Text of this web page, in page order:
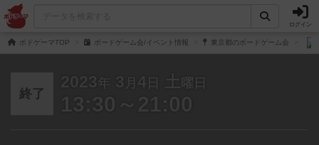
ログイン
ボドゲーマTOP ボードゲーム会/イベント情報 東京都のボードゲーム会
終了
2023年 3 月 4 日 土 曜日
13:30～21:00